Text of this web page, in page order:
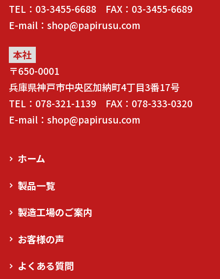
TEL：03-3455-6688 FAX：03-3455-6689
E-mail：shop@papirusu.com
本社
〒650-0001
兵庫県神戸市中央区加納町4丁目3番17号
TEL：078-321-1139 FAX：078-333-0320
E-mail：shop@papirusu.com
ホーム
製品一覧
製造工場のご案内
お客様の声
よくある質問